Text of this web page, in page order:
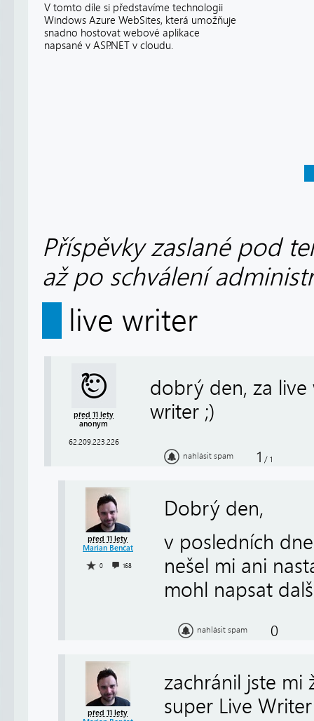
V tomto díle si představíme technologii
Windows Azure WebSites, která umožňuje
snadno hostovat webové aplikace
napsané v ASP.NET v cloudu.
Příspěvky zaslané pod
až po schválení
live writer
před 11 lety
anonym
62.209.223.226
dobrý den, za
writer ;)
nahlásit spam 1 / 1
před 11 lety
Marian Benčat
0 168
Dobrý den,
v posledních
nešel mi ani
mohl napsat
nahlásit spam 0
před 11 lety
zachránil jste mi
super Live